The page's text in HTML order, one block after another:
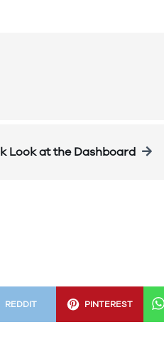
Look at the Dashboard
REDDIT PINTEREST